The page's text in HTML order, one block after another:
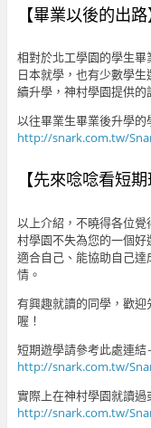
【畢業以後的出路
相對於北工學園的學生
日本就學，也有少數學
續升學，神村學園提供的
以往畢業生畢業後升學
http://snark.com.tw/
【先來唸唸看短
以上介紹，不曉得各位
村學園不失為您的一個
適合自己、能協助自己
情。
有興趣就讀的同學，歡
喔！
短期遊學請參考此處連
http://snark.com.tw/
實際上在神村學園就讀
http://snark.com.tw/